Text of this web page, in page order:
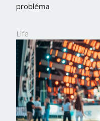
probléma
Life